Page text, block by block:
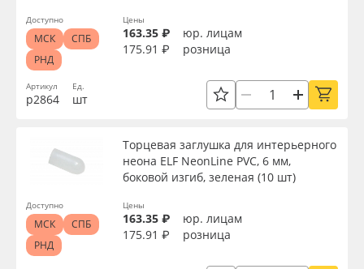
Артикул
р2864
Ед.
шт
Цены
163.35 ₽
юр. лицам
175.91 ₽
розница
Доступно
МСК
СПБ
РНД
Торцевая заглушка для интерьерного
неона ELF NeonLine PVC, 6 мм,
боковой изгиб, зеленая (10 шт)
Цены
163.35 ₽
юр. лицам
175.91 ₽
розница
Доступно
МСК
СПБ
РНД